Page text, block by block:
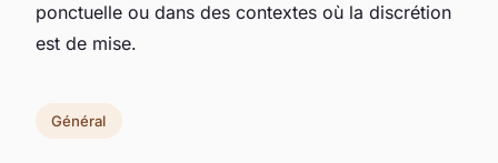
ponctuelle ou dans des contextes où la discrétion
est de mise.
Général